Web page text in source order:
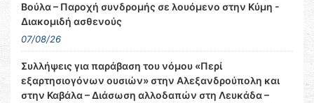
Βούλα – Παροχή συνδρομής σε λουόμενο στην Κύμη -
Διακομιδή ασθενούς
07/08/26
Συλλήψεις για παράβαση του νόμου «Περί
εξαρτησιογόνων ουσιών» στην Αλεξανδρούπολη και
στην Καβάλα – Διάσωση αλλοδαπών στη Λευκάδα –